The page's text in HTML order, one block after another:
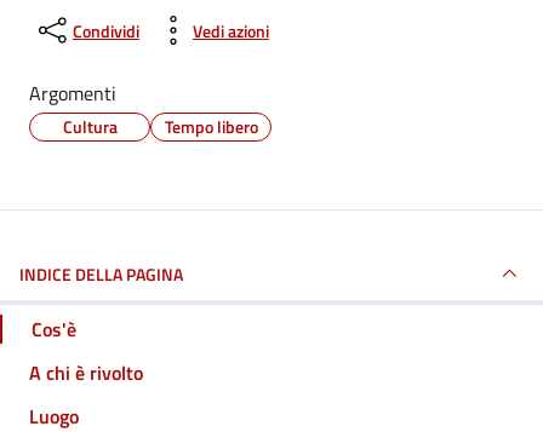
Condividi Vedi azioni
Argomenti
Cultura Tempo libero
INDICE DELLA PAGINA
Cos'è
A chi è rivolto
Luogo